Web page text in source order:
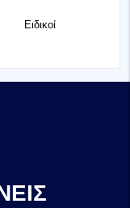
Ειδικοί